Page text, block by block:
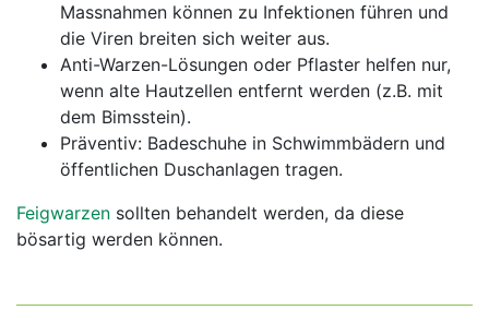
Massnahmen können zu Infektionen führen und
die Viren breiten sich weiter aus.
Anti-Warzen-Lösungen oder Pflaster helfen nur,
wenn alte Hautzellen entfernt werden (z.B. mit
dem Bimsstein).
Präventiv: Badeschuhe in Schwimmbädern und
öffentlichen Duschanlagen tragen.
Feigwarzen sollten behandelt werden, da diese
bösartig werden können.